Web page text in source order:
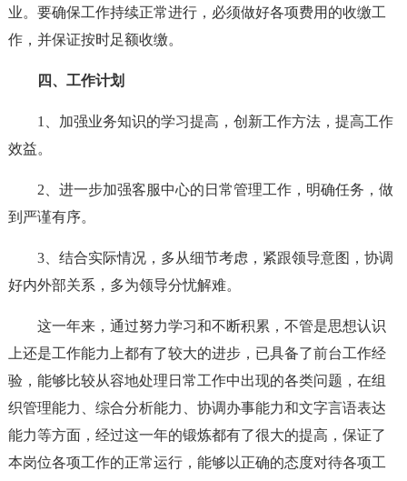
业。要确保工作持续正常进行，必须做好各项费用的收缴工
作，并保证按时足额收缴。
四、工作计划
1、加强业务知识的学习提高，创新工作方法，提高工作
效益。
2、进一步加强客服中心的日常管理工作，明确任务，做
到严谨有序。
3、结合实际情况，多从细节考虑，紧跟领导意图，协调
好内外部关系，多为领导分忧解难。
这一年来，通过努力学习和不断积累，不管是思想认识
上还是工作能力上都有了较大的进步，已具备了前台工作经
验，能够比较从容地处理日常工作中出现的各类问题，在组
织管理能力、综合分析能力、协调办事能力和文字言语表达
能力等方面，经过这一年的锻炼都有了很大的提高，保证了
本岗位各项工作的正常运行，能够以正确的态度对待各项工